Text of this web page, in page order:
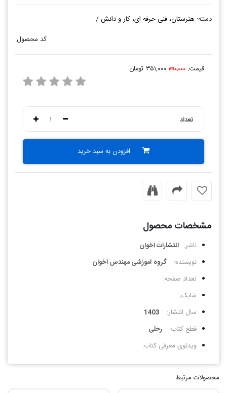
دسته: هنرستان، فنی حرفه ای، کار و دانش/
کد محصول:
قیمت: ۳۹۰,۰۰۰ ۳۵۱,۰۰۰ تومان
تعداد ۱
افزودن به سبد خرید
مشخصات محصول
ناشر: انتشارات اخوان
نویسنده:
گروه آموزشی مهندس اخوان
تعداد صفحه:
شابک:
سال انتشار:
1403
قطع کتاب:
رحلی
ویدئوی معرفی کتاب:
محصولات مرتبط